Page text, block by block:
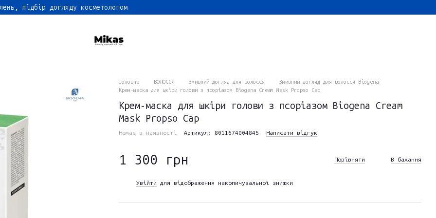
підбір догляду косметологом
Головна ВОЛОССЯ Змивний догляд для волосся
Змивний догляд для волосся Biogena
Крем-маска для шкіри голови з псоріазом Biogena Cream Mask Propso Cap
Крем-маска для шкіри голови з псоріазом Biogena Cream
Mask Propso Cap
Немає в наявності Артикул: 8011674004845 Написати відгук
1 300 грн Порівняти В бажання
Увійти для відображення накопичувальної знижки